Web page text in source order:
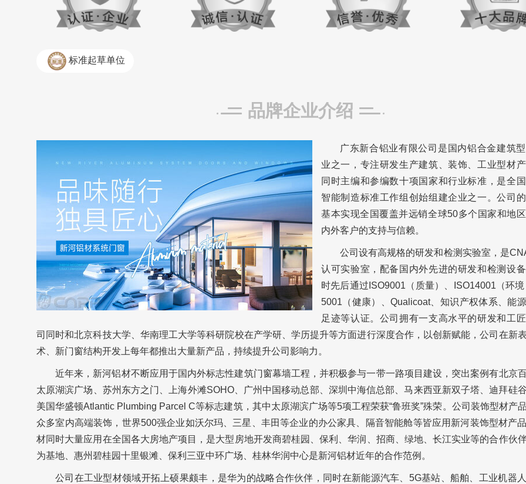
标准起草单位
品牌企业介绍
广东新合铝业有限公司是国内铝合金建筑
业之一，专注研发生产建筑、装饰、工业型材
同时主编和参编数十项国家和行业标准，是全
智能制造标准工作组创始组建企业之一。公司
基本实现全国覆盖并远销全球50多个国家和地
内外客户的支持与信赖。
公司设有高规格的研发和检测实验室，是
认可实验室，配备国内外先进的研发和检测设
时先后通过ISO9001（质量）、ISO14001（环
5001（健康）、Qualicoat、知识产权体系、能
足迹等认证。公司拥有一支高水平的研发和工
司同时和北京科技大学、华南理工大学等科研院校在产学研、学历提升等方面进行深度合作，以创新赋能，公司在新
术、新门窗结构开发上每年都推出大量新产品，持续提升公司影响力。
近年来，新河铝材不断应用于国内外标志性建筑门窗幕墙工程，并积极参与一带一路项目建设，突出案例有北京
太原湖滨广场、苏州东方之门、上海外滩SOHO、广州中国移动总部、深圳中海信总部、马来西亚新双子塔、迪拜硅
美国华盛顿Atlantic Plumbing Parcel C等标志建筑，其中太原湖滨广场等5项工程荣获“鲁班奖”殊荣。公司装饰型材产
众多室内高端装饰，世界500强企业如沃尔玛、三星、丰田等企业的办公家具、隔音智能舱等皆应用新河装饰型材产
材同时大量应用在全国各大房地产项目，是大型房地开发商碧桂园、保利、华润、招商、绿地、长江实业等的合作伙
为基地、惠州碧桂园十里银滩、保利三亚中环广场、桂林华润中心是新河铝材近年的合作范例。
公司在工业型材领域开拓上硕果颇丰，是华为的战略合作伙伴，同时在新能源汽车、5G基站、船舶、工业机器